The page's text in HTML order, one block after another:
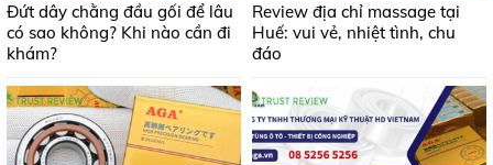
Đứt dây chằng đầu gối để lâu
có sao không? Khi nào cần đi
khám?
Review địa chỉ massage tại
Huế: vui vẻ, nhiệt tình, chu
đáo